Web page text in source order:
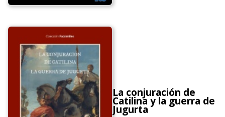
La conjuración de
Catilina y la guerra de
Jugurta